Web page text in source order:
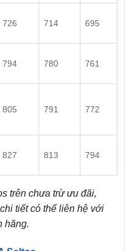
726 714 695
794 780 761
805 791 772
827 813 794
trên chưa trừ ưu đãi,
tiết có thể liên hệ với
hãng.